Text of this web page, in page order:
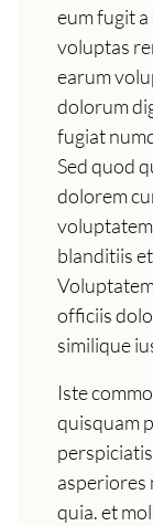
eum fugit
voluptas
earum
dolorum
fugiat
Sed quod
dolorem
blanditiis
officiis
similique
Iste
quisquam
asperiores
quia. et